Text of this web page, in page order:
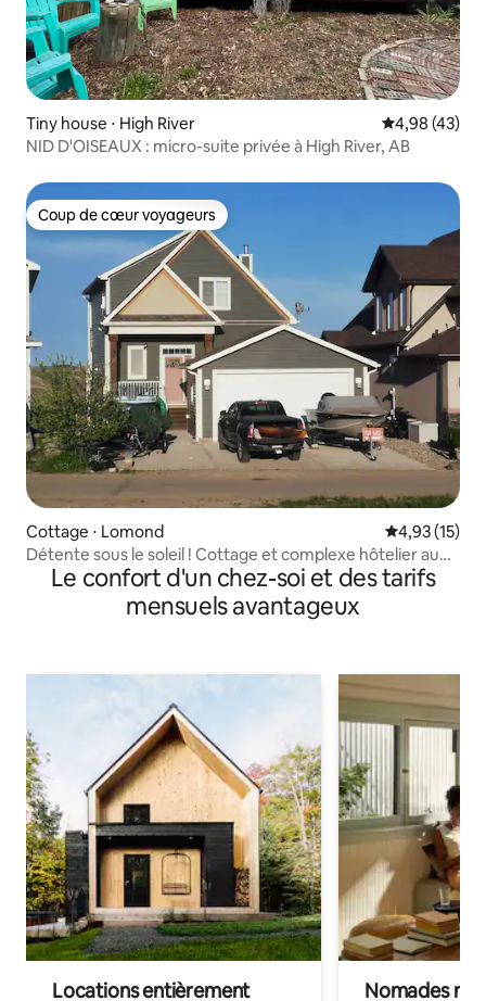
Tiny house ⋅ High River Évaluation
4,98 (43)
NID D'OISEAUX : micro-suite privée à High River, AB
Coup de cœur voyageurs
Coup de cœur voyageurs
Cottage ⋅ Lomond Évaluation
4,93 (15)
Détente sous le soleil ! Cottage et complexe hôtelier au
lac McGregor
Le confort d'un chez-soi et des tarifs
mensuels avantageux
Locations entièrement Nomades